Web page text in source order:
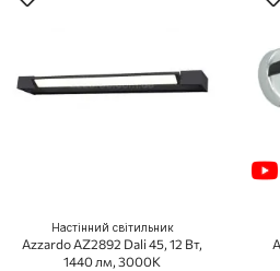
Настінний світильник
Azzardo AZ2892 Dali 45, 12 Вт,
1440 лм, 3000K